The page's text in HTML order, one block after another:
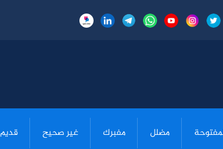
مضلل مفبرك غير صحيح قديم